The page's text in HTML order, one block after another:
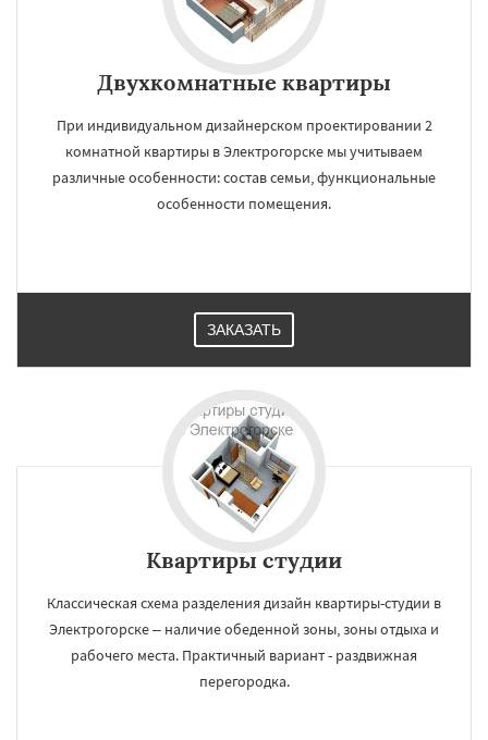
Двухкомнатные квартиры
При индивидуальном дизайнерском проектировании 2
комнатной квартиры в Электрогорске мы учитываем
различные особенности: состав семьи, функциональные
особенности помещения.
ЗАКАЗАТЬ
Квартиры студии
Классическая схема разделения дизайн квартиры-студии в
Электрогорске – наличие обеденной зоны, зоны отдыха и
рабочего места. Практичный вариант - раздвижная
перегородка.